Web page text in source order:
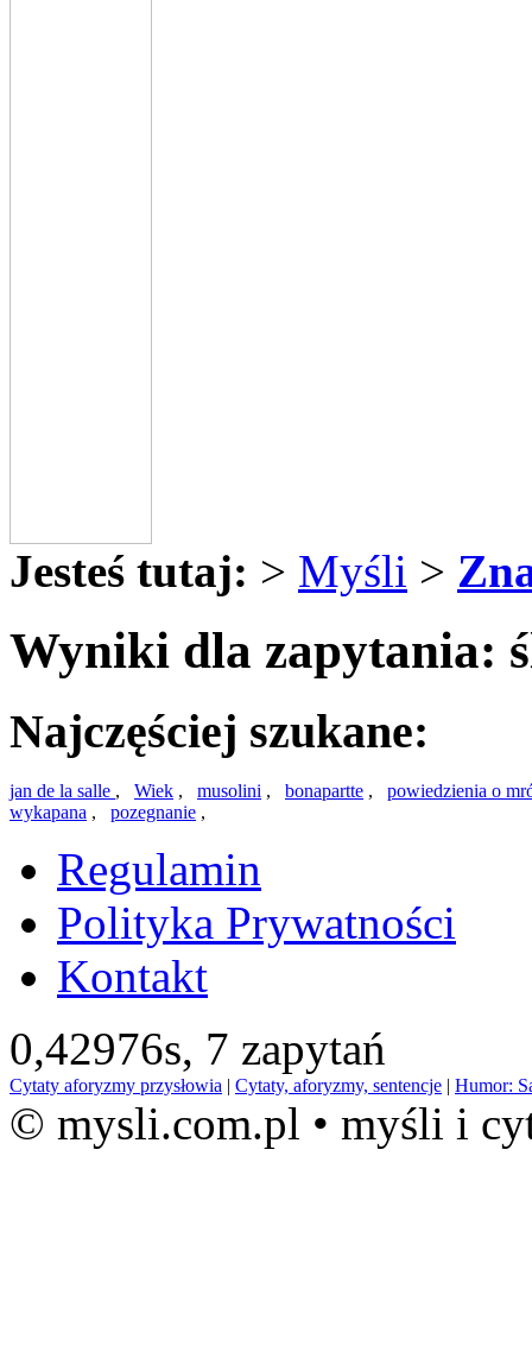
Jesteś tutaj: > Myśli >
Wyniki dla zapytania:
Najczęściej szukane:
jan de la salle , Wiek , musolini , bonapartte , powiedzienia o
wykapana , pozegnanie ,
Regulamin
Polityka Prywatności
Kontakt
0,42976s, 7 zapytań
Cytaty aforyzmy przysłowia | Cytaty, aforyzmy, sentencje | Humor:
© mysli.com.pl • myśli i